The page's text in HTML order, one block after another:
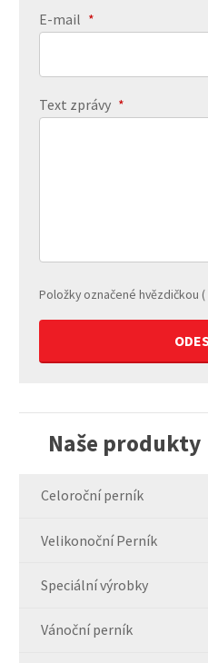
E-mail *
Text zprávy *
Položky označené hvězdičkou (
odeslat.
Naše produkty
Celoroční perník
Velikonoční Perník
Speciální výrobky
Vánoční perník